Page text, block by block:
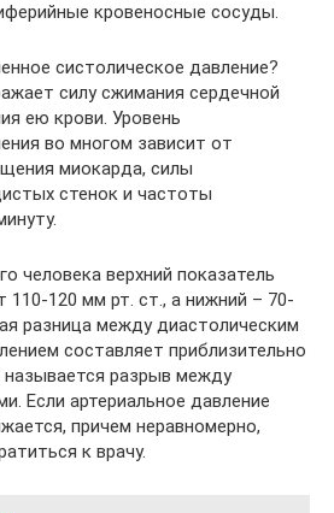
кровеносные сосуды.
систолическое давление?
силу сжимания сердечной
ею крови. Уровень
во многом зависит от
миокарда, силы
стенок и частоты
человека верхний показатель
120 мм рт. ст., а нижний – 70-
разница между диастолическим
составляет приблизительно
разрыв между
Если артериальное давление
причем неравномерно,
к врачу.